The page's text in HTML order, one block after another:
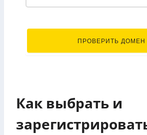
ПРОВЕРИТЬ ДОМЕН
Как выбрать и